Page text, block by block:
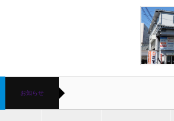
お知らせ